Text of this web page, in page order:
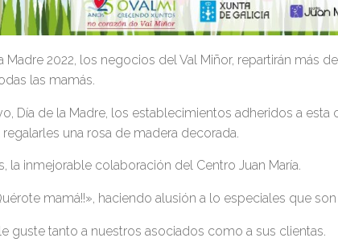
Madre 2022, los negocios del Val Miñor, repartirán más
las mamás.
Día de la Madre, los establecimientos adheridos a esta
una rosa de madera decorada.
inmejorable colaboración del Centro Juan María.
mamá!!», haciendo alusión a lo especiales que
guste tanto a nuestros asociados como a sus clientas.